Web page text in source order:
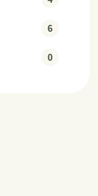
6
0